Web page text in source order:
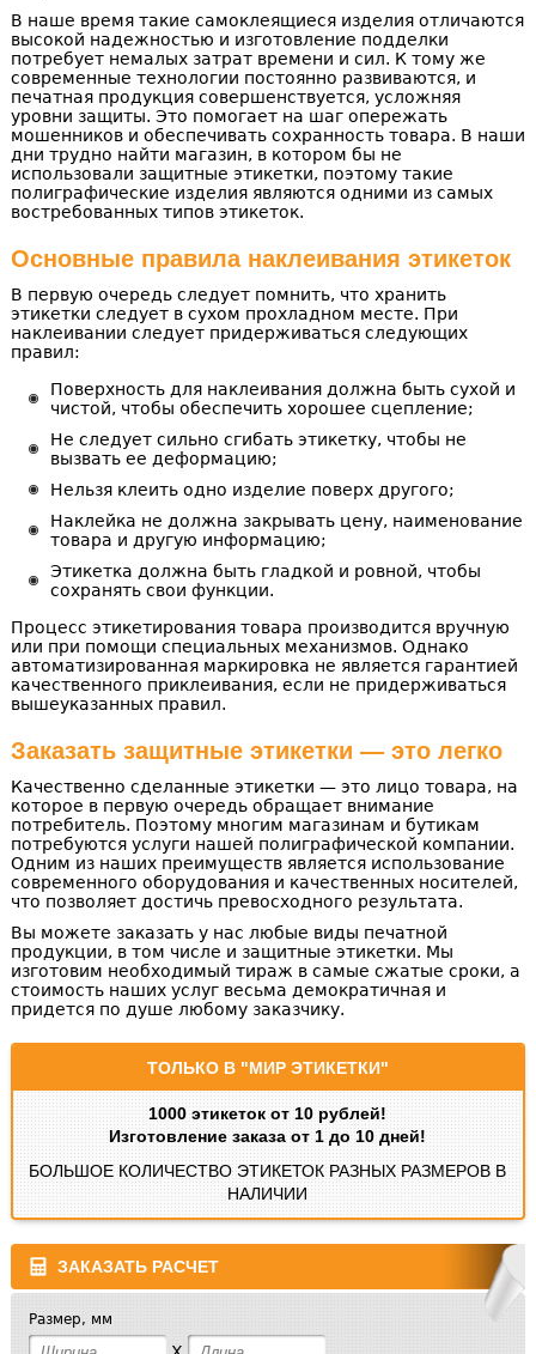
В наше время такие самоклеящиеся изделия отличаются
высокой надежностью и изготовление подделки
потребует немалых затрат времени и сил. К тому же
современные технологии постоянно развиваются, и
печатная продукция совершенствуется, усложняя
уровни защиты. Это помогает на шаг опережать
мошенников и обеспечивать сохранность товара. В наши
дни трудно найти магазин, в котором бы не
использовали защитные этикетки, поэтому такие
полиграфические изделия являются одними из самых
востребованных типов этикеток.
Основные правила наклеивания этикеток
В первую очередь следует помнить, что хранить
этикетки следует в сухом прохладном месте. При
наклеивании следует придерживаться следующих
правил:
Поверхность для наклеивания должна быть сухой и
чистой, чтобы обеспечить хорошее сцепление;
Не следует сильно сгибать этикетку, чтобы не
вызвать ее деформацию;
Нельзя клеить одно изделие поверх другого;
Наклейка не должна закрывать цену, наименование
товара и другую информацию;
Этикетка должна быть гладкой и ровной, чтобы
сохранять свои функции.
Процесс этикетирования товара производится вручную
или при помощи специальных механизмов. Однако
автоматизированная маркировка не является гарантией
качественного приклеивания, если не придерживаться
вышеуказанных правил.
Заказать защитные этикетки — это легко
Качественно сделанные этикетки — это лицо товара, на
которое в первую очередь обращает внимание
потребитель. Поэтому многим магазинам и бутикам
потребуются услуги нашей полиграфической компании.
Одним из наших преимуществ является использование
современного оборудования и качественных носителей,
что позволяет достичь превосходного результата.
Вы можете заказать у нас любые виды печатной
продукции, в том числе и защитные этикетки. Мы
изготовим необходимый тираж в самые сжатые сроки, а
стоимость наших услуг весьма демократичная и
придется по душе любому заказчику.
ТОЛЬКО В "МИР ЭТИКЕТКИ"
1000 этикеток от 10 рублей!
Изготовление заказа от 1 до 10 дней!
БОЛЬШОЕ КОЛИЧЕСТВО ЭТИКЕТОК РАЗНЫХ РАЗМЕРОВ В
НАЛИЧИИ
ЗАКАЗАТЬ РАСЧЕТ
Размер, мм